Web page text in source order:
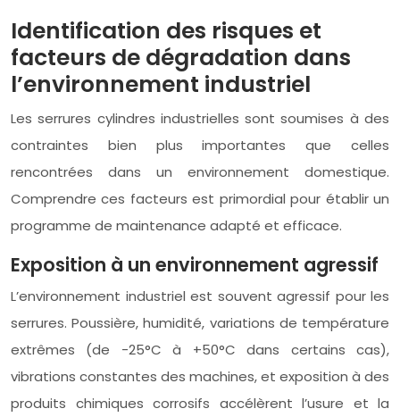
Identification des risques et
facteurs de dégradation dans
l’environnement industriel
Les serrures cylindres industrielles sont soumises à des
contraintes bien plus importantes que celles
rencontrées dans un environnement domestique.
Comprendre ces facteurs est primordial pour établir un
programme de maintenance adapté et efficace.
Exposition à un environnement agressif
L’environnement industriel est souvent agressif pour les
serrures. Poussière, humidité, variations de température
extrêmes (de -25°C à +50°C dans certains cas),
vibrations constantes des machines, et exposition à des
produits chimiques corrosifs accélèrent l’usure et la